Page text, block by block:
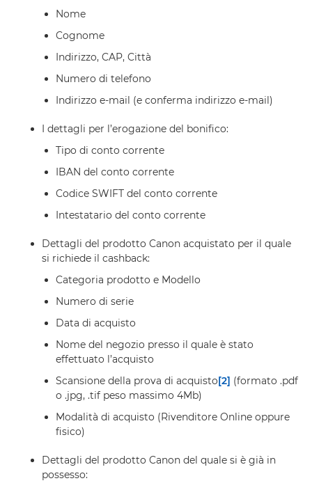
Nome
Cognome
Indirizzo, CAP, Città
Numero di telefono
Indirizzo e-mail (e conferma indirizzo e-mail)
I dettagli per l’erogazione del bonifico:
Tipo di conto corrente
IBAN del conto corrente
Codice SWIFT del conto corrente
Intestatario del conto corrente
Dettagli del prodotto Canon acquistato per il quale
si richiede il cashback:
Categoria prodotto e Modello
Numero di serie
Data di acquisto
Nome del negozio presso il quale è stato
effettuato l’acquisto
Scansione della prova di acquisto[2] (formato .pdf
o .jpg, .tif peso massimo 4Mb)
Modalità di acquisto (Rivenditore Online oppure
fisico)
Dettagli del prodotto Canon del quale si è già in
possesso: